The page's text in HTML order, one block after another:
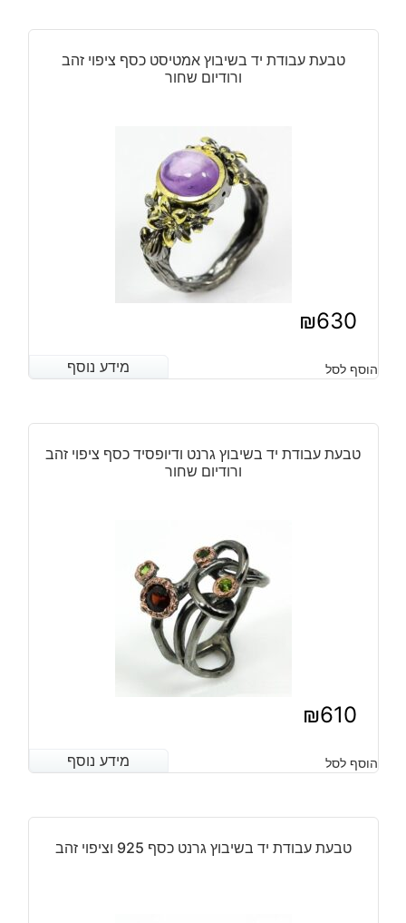
טבעת עבודת יד בשיבוץ אמטיסט כסף ציפוי זהב
ורודיום שחור
₪630
מידע נוסף הוסף לסל מידע נוסף
טבעת עבודת יד בשיבוץ גרנט ודיופסיד כסף ציפוי זהב
ורודיום שחור
₪610
מידע נוסף הוסף לסל מידע נוסף
טבעת עבודת יד בשיבוץ גרנט כסף 925 וציפוי זהב